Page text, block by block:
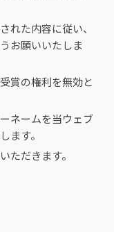
れた内容に従い、
お願いいたしま
賞の権利を無効と
ネームを当ウェブ
ます。
ただきます。